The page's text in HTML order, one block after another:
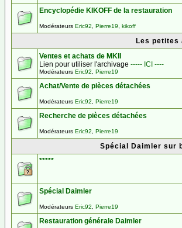
Encyclopédie KIKOFF de la restauration
Modérateurs Eric92 Pierre19 kikoff
Les petites
Ventes et achats de MKII
Lien pour utiliser l'archivage ----- ICI ----
Modérateurs Eric92 Pierre19
Achat/Vente de pièces détachées
Modérateurs Eric92 Pierre19
Recherche de pièces détachées
Modérateurs Eric92 Pierre19
Spécial Daimler sur
*****
Spécial Daimler
Modérateurs Eric92 Pierre19
Restauration générale Daimler